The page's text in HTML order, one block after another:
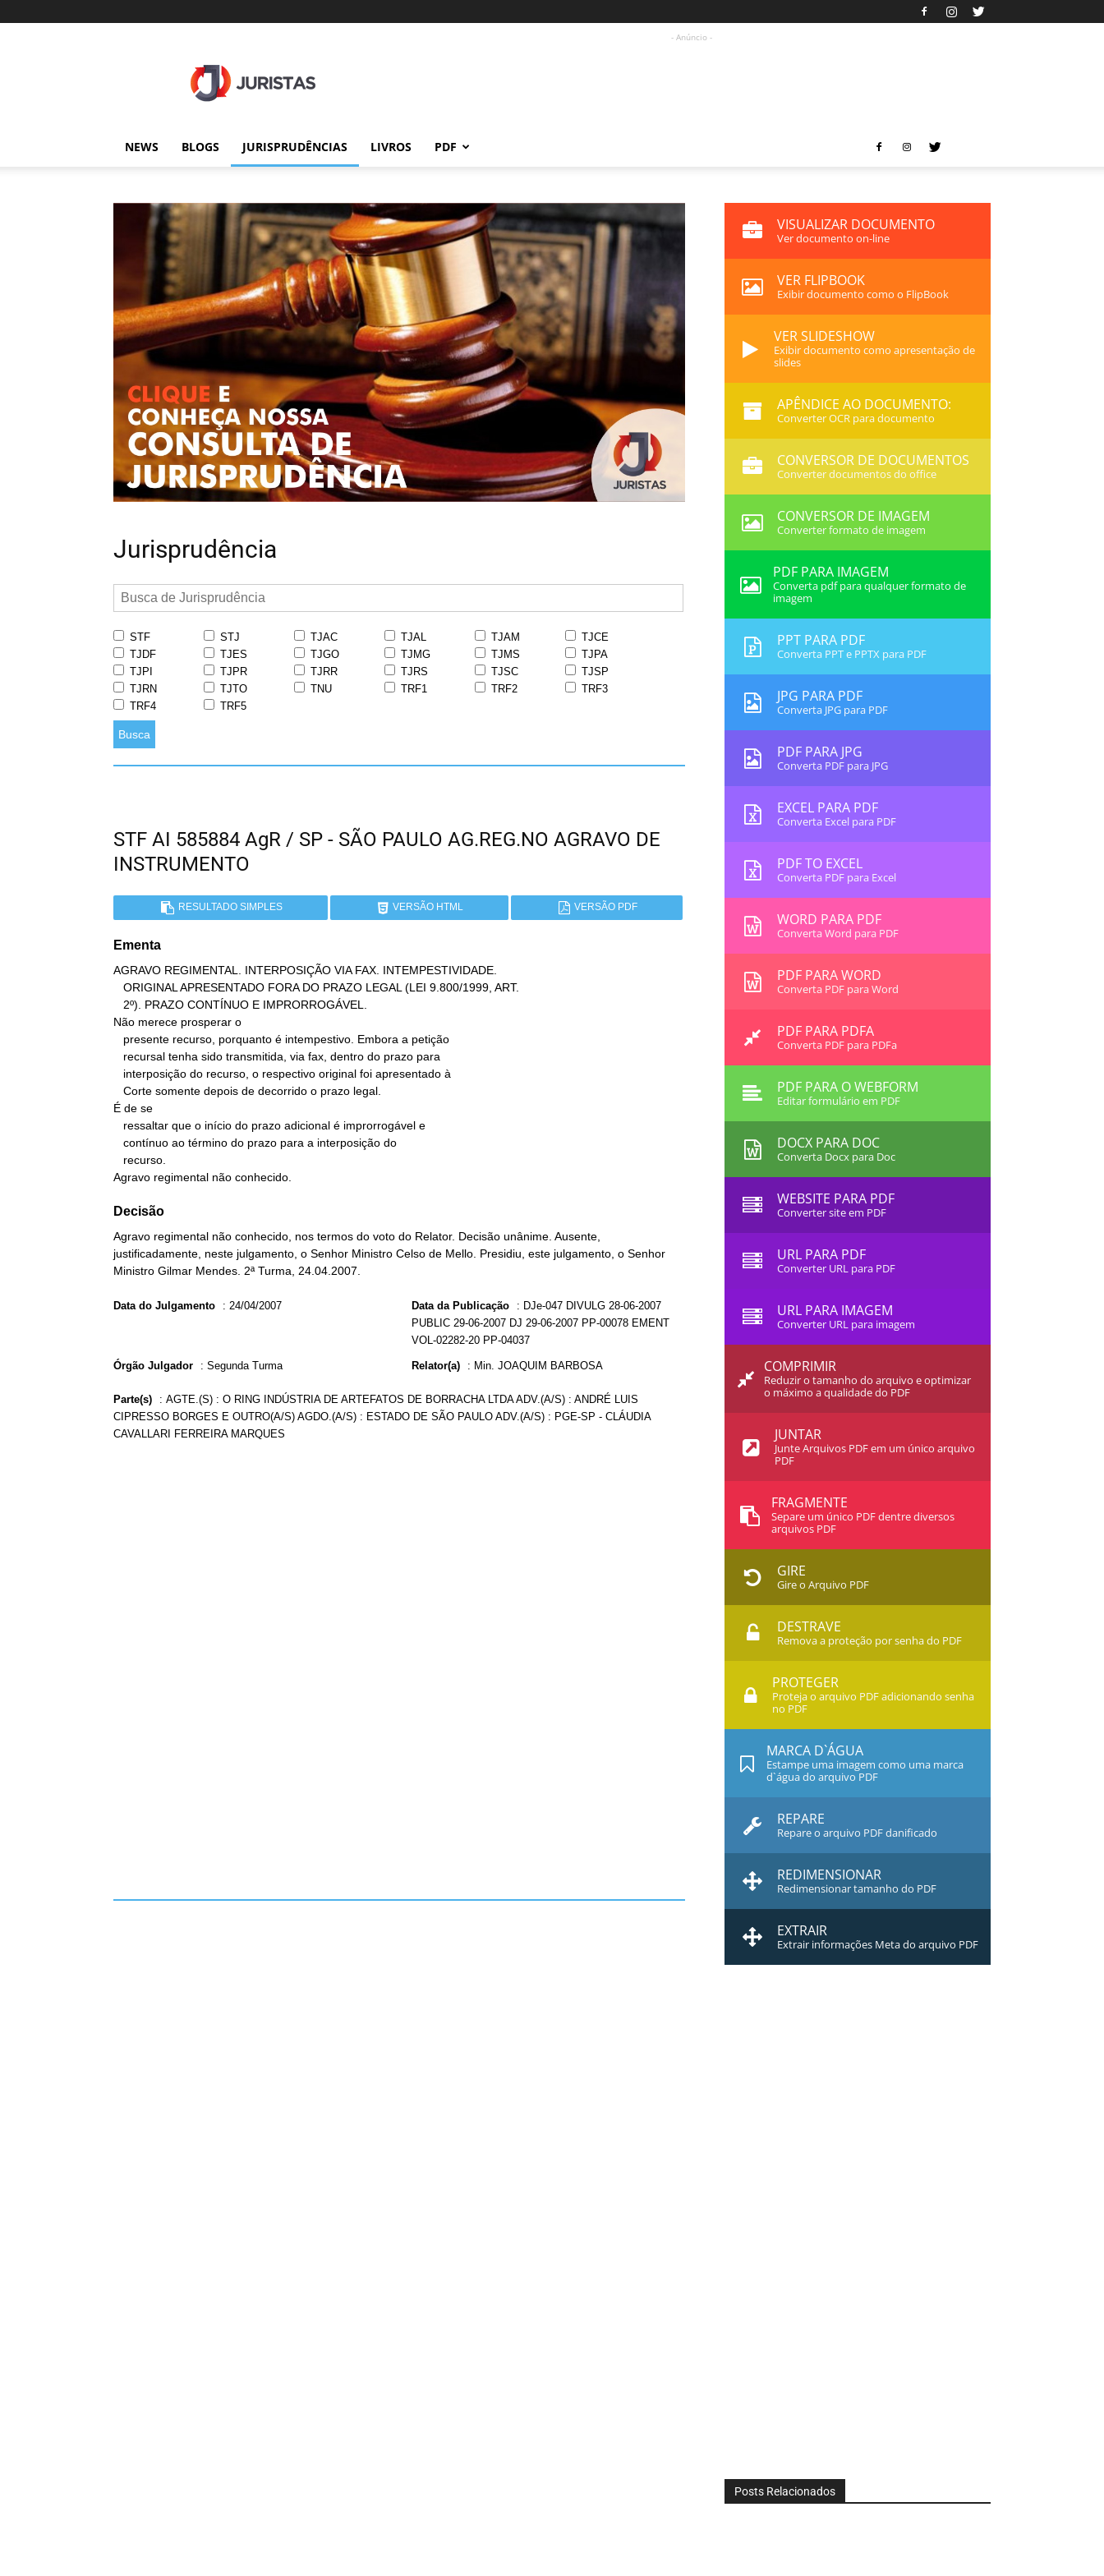
- Anúncio -
NEWS BLOGS JURISPRUDÊNCIAS LIVROS PDF
Jurisprudência
STF STJ TJAC TJAL TJAM
TJCE
TJDF
TJES TJGO TJMG TJMS
TJPA
TJPI
TJPR TJRR TJRS TJSC
TJSP
TJRN
TJTO TNU TRF1 TRF2
TRF3
TRF4
TRF5
Busca
STF AI 585884 AgR / SP - SÃO PAULO AG.REG.NO AGRAVO DE
INSTRUMENTO
RESULTADO SIMPLES VERSÃO HTML VERSÃO PDF
Ementa
AGRAVO REGIMENTAL. INTERPOSIÇÃO VIA FAX. INTEMPESTIVIDADE.
Não merece prosperar o
É de se
Agravo regimental não conhecido.
Decisão
Agravo regimental não conhecido, nos termos do voto do Relator. Decisão unânime. Ausente,
justificadamente, neste julgamento, o Senhor Ministro Celso de Mello. Presidiu, este julgamento, o Senhor
Ministro Gilmar Mendes. 2ª Turma, 24.04.2007.
Data do Julgamento : 24/04/2007 Data da Publicação : DJe-047 DIVULG 28-06-2007
PUBLIC 29-06-2007 DJ 29-06-2007 PP-00078 EMENT
VOL-02282-20 PP-04037
Órgão Julgador : Segunda Turma Relator(a) : Min. JOAQUIM BARBOSA
Parte(s) : AGTE.(S) : O RING INDÚSTRIA DE ARTEFATOS DE BORRACHA LTDA ADV.(A/S) : ANDRÉ LUIS
CIPRESSO BORGES E OUTRO(A/S) AGDO.(A/S) : ESTADO DE SÃO PAULO ADV.(A/S) : PGE-SP - CLÁUDIA
CAVALLARI FERREIRA MARQUES
VISUALIZAR DOCUMENTO
Ver documento on-line
VER FLIPBOOK
Exibir documento como o FlipBook
VER SLIDESHOW
Exibir documento como apresentação de
slides
APÊNDICE AO DOCUMENTO:
Converter OCR para documento
CONVERSOR DE DOCUMENTOS
Converter documentos do office
CONVERSOR DE IMAGEM
Converter formato de imagem
PDF PARA IMAGEM
Converta pdf para qualquer formato de
imagem
PPT PARA PDF
Converta PPT e PPTX para PDF
JPG PARA PDF
Converta JPG para PDF
PDF PARA JPG
Converta PDF para JPG
EXCEL PARA PDF
Converta Excel para PDF
PDF TO EXCEL
Converta PDF para Excel
WORD PARA PDF
Converta Word para PDF
PDF PARA WORD
Converta PDF para Word
PDF PARA PDFA
Converta PDF para PDFa
PDF PARA O WEBFORM
Editar formulário em PDF
DOCX PARA DOC
Converta Docx para Doc
WEBSITE PARA PDF
Converter site em PDF
URL PARA PDF
Converter URL para PDF
URL PARA IMAGEM
Converter URL para imagem
COMPRIMIR
Reduzir o tamanho do arquivo e optimizar
o máximo a qualidade do PDF
JUNTAR
Junte Arquivos PDF em um único arquivo
PDF
FRAGMENTE
Separe um único PDF dentre diversos
arquivos PDF
GIRE
Gire o Arquivo PDF
DESTRAVE
Remova a proteção por senha do PDF
PROTEGER
Proteja o arquivo PDF adicionando senha
no PDF
MARCA D`ÁGUA
Estampe uma imagem como uma marca
d`água do arquivo PDF
REPARE
Repare o arquivo PDF danificado
REDIMENSIONAR
Redimensionar tamanho do PDF
EXTRAIR
Extrair informações Meta do arquivo PDF
Posts Relacionados